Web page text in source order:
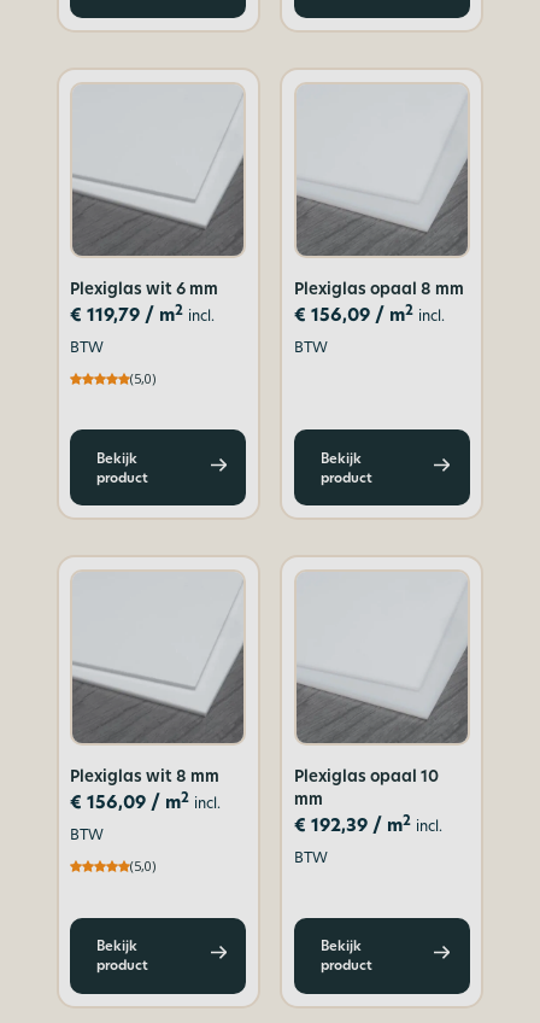
Plexiglas wit 6 mm
€ 119,79 / m2 incl.
BTW
(5,0)
Bekijk
product
Plexiglas opaal 8 mm
€ 156,09/ m2 incl.
BTW
Bekijk
product
Plexiglas wit 8 mm
€ 156,09 / m2 incl.
BTW
(5,0)
Bekijk
product
Plexiglas opaal 10
mm
€ 192,39/ m2 incl.
BTW
Bekijk
product